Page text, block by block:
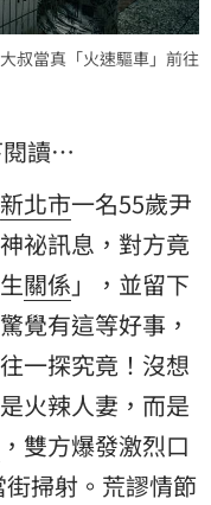
叔當真「火速驅車」前往
閱讀…
新北市一名55歲尹
祕訊息，對方竟
關係 」，並留下
覺有這等好事，
一探究竟！沒想
火辣人妻，而是
，雙方爆發激烈口
街掃射。荒謬情節